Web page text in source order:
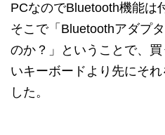
PCなのでBluetooth機能は
そこで「Bluetoothアダプ
のか？」ということで、
いキーボードより先にそ
した。